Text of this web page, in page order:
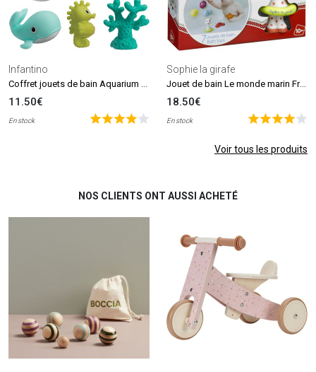
Infantino
11.50€
En stock
Sophie la girafe
Jouet de bain Le monde marin Fresh Touch (7 pièces)
18.50€
En stock
Voir tous les produits
NOS CLIENTS ONT AUSSI ACHETÉ